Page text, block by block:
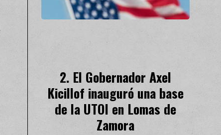
El Gobernador Axel
Kicillof inauguró una base
de la UTOI en Lomas de
Zamora